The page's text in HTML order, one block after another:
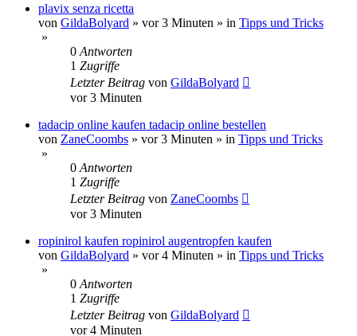
plavix senza ricetta
von GildaBolyard » vor 3 Minuten » in Tipps und Tricks
»
0 Antworten
1 Zugriffe
Letzter Beitrag von GildaBolyard
vor 3 Minuten
tadacip online kaufen tadacip online bestellen
von ZaneCoombs » vor 3 Minuten » in Tipps und Tricks
»
0 Antworten
1 Zugriffe
Letzter Beitrag von ZaneCoombs
vor 3 Minuten
ropinirol kaufen ropinirol augentropfen kaufen
von GildaBolyard » vor 4 Minuten » in Tipps und Tricks
»
0 Antworten
1 Zugriffe
Letzter Beitrag von GildaBolyard
vor 4 Minuten